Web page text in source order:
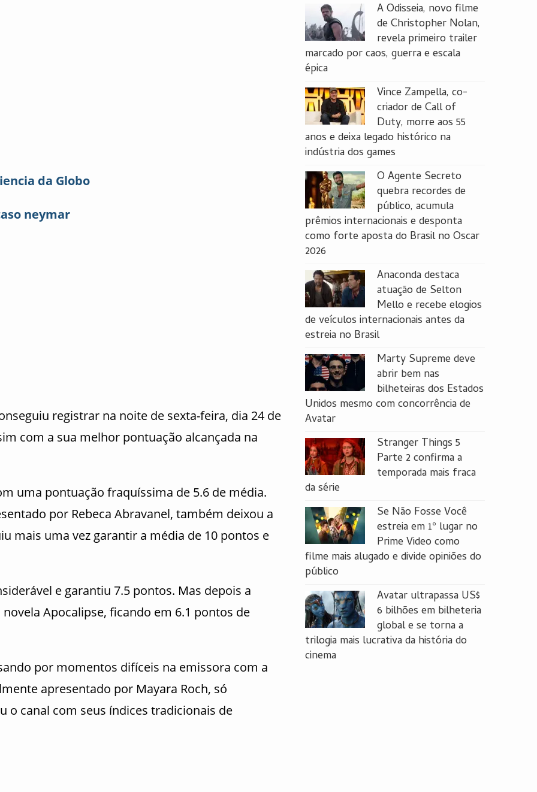
da Globo
neymar
registrar na noite de sexta-feira, dia 24 de
com a sua melhor pontuação alcançada na
uma pontuação fraquíssima de 5.6 de média.
por Rebeca Abravanel, também deixou a
mais uma vez garantir a média de 10 pontos e
e garantiu 7.5 pontos. Mas depois a
Apocalipse, ficando em 6.1 pontos de
por momentos difíceis na emissora com a
apresentado por Mayara Roch, só
o canal com seus índices tradicionais de
A Odisseia, novo filme
de Christopher Nolan,
revela primeiro trailer
marcado por caos, guerra e escala
épica
Vince Zampella, co-
criador de Call of
Duty, morre aos 55
anos e deixa legado histórico na
indústria dos games
O Agente Secreto
quebra recordes de
público, acumula
prêmios internacionais e desponta
como forte aposta do Brasil no Oscar
2026
Anaconda destaca
atuação de Selton
Mello e recebe elogios
de veículos internacionais antes da
estreia no Brasil
Marty Supreme deve
abrir bem nas
bilheteiras dos Estados
Unidos mesmo com concorrência de
Avatar
Stranger Things 5
Parte 2 confirma a
temporada mais fraca
da série
Se Não Fosse Você
estreia em 1º lugar no
Prime Video como
filme mais alugado e divide opiniões do
público
Avatar ultrapassa US$
6 bilhões em bilheteria
global e se torna a
trilogia mais lucrativa da história do
cinema